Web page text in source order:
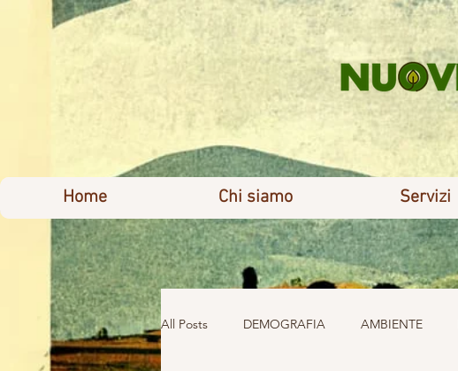
All Posts DEMOGRAFIA AMBIENTE
Home Chi siamo Servizi